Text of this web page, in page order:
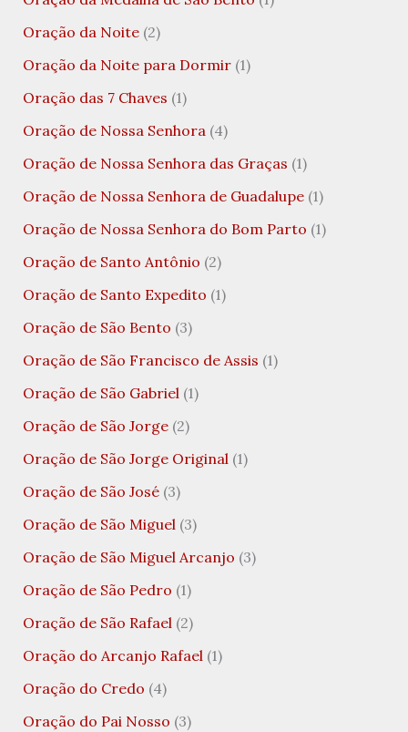
Oração da Noite(2)
Oração da Noite para Dormir(1)
Oração das 7 Chaves (1)
Oração de Nossa Senhora (4)
Oração de Nossa Senhora das Graças (1)
Oração de Nossa Senhora de Guadalupe(1)
Oração de Nossa Senhora do Bom Parto (1)
Oração de Santo Antônio (2)
Oração de Santo Expedito (1)
Oração de São Bento (3)
Oração de São Francisco de Assis (1)
Oração de São Gabriel (1)
Oração de São Jorge(2)
Oração de São Jorge Original (1)
Oração de São José(3)
Oração de São Miguel (3)
Oração de São Miguel Arcanjo (3)
Oração de São Pedro (1)
Oração de São Rafael (2)
Oração do Arcanjo Rafael (1)
Oração do Credo (4)
Oração do Pai Nosso (3)